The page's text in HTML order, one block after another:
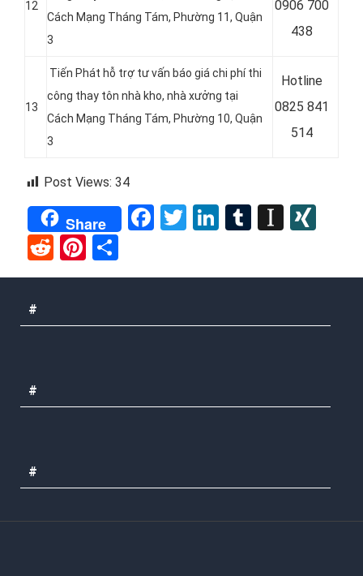
12
Cách Mạng Tháng Tám, Phường 11, Quận
3
0906 700
438
13
Tiến Phát hỗ trợ tư vấn báo giá chi phí thi
công thay tôn nhà kho, nhà xưởng tại
Cách Mạng Tháng Tám, Phường 10, Quận
3
Hotline
0825 841
514
Post Views: 34
Share Facebook
TwitterLinkedIn
Tumblr
RedditPinterest
#
#
#